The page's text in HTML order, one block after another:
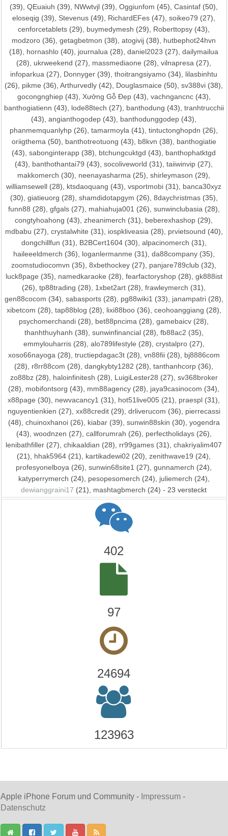
(39),QEuaiuh (39), NWwtvjl (39),Oggiunfom (45),Casintaf (50),
eloseqig (39), Stevenus (49), RichardEFes (47),soikeo79 (27),
cenforcetablets (29), buymedymesh (29), Roberttopsy (43),
modzoro (36),getagbetmon (38),atogivij (38), hutbephot24hvn
(18), hornashlo (40), journalua (28),daniel2023 (27),dailymailua
(28), ukrweekend (27), massmediaone (28),vilnapresa (27),
infoparkua (27), Donnyger (39),thoitrangsiyamo (34), lilasbinhtu
(26), pikme (36),Arthurvedly (42), Douglasmaice (50),sv388vi (38),
gocongnghiep(43), Xưởng Gỗ Đẹp(43), vachngancnc(43),
banthogiatienn (43), lode88tech (27), banthodung (43), tranhtrucchii
(43),angianthogodep (43), banthodunggodep (43),
phanmemquanlyhp (26),tamarmoyla (41),tintuctonghopdn (26),
oriigthema(50), banthotreotuong (43), b8kvn (38), banthogiatie
(43),sabonginterapp (38), btchungcuktgd (43), banthophatktgd
(43), banthothantai79 (43),socoliveworld (31),taiiwinvip (27),
makkomerch (30), neenayasharma (25),shirleymason (29),
williamsewell
(28), ktsdaoquang (43),vsportmobi (31), banca30xyz
(30), giatieuorg (28), shamdidotapgym (26), 8daychristmas(35),
funn88 (28), gfgals(27), mahiahuja001 (26), sunwinclubasia(28),
congtyhoahong (43),zheanimerch (31), beberexhashop (29),
mdbabu (27), crystalwhite (31), iospkliveasia(28), prvietsound (40),
dongchillfun (31), B2BCert1604(30), alpacinomerch (31),
haileeeldmerch (36), loganlermanme (31), da88company(35),
zoomstudiocomvn (35),8xbethockey (27), panjare789club (32),
luck8page (35), namedkaraoke (28), fearfactoryshop(28), gk888ist
(26),tp88trading (28), 1xbet2art (28),frawleymerch (31),
gen88cocom (34), sabasports(28), pg88wiki1 (33), janampatri(28),
xibetcom (28), tap88blog (28), lixi88boo(36), ceohoanggiang (28),
psychomerchandi (28), bet88pncima (28),gamebaicv (28),
thanhthuyhanh (38), sunwinfinancial (28), fb88ac2 (35),
emmylouharris(28), alo789lifestyle (28), crystalpro(27),
xoso66nayoga(28), tructiepdagac3t(28), vn88fii(28), bj8886com
(28), r8rr88com (28),dangkybty1282 (28),tanthanhcorp (36),
zo88bz(28), haloinfinitesh (28), LuigiLester28 (27), sv368broker
(28), mobifontsorg (43), mm88agency (28), jaya9casinocom (34),
x88page (30), newvacancy1 (31), hot51live005 (21), praespl (31),
nguyentienkien (27), xx88credit(29), drliverucom (36), pierrecassi
(48), chuinoxhanoi(26), kiabar(39), sunwin88skin (30), yogendra
(43), woodnzen (27), callforumrah (26), perfectholidays(26),
lenibathfiller (27),chikaaldian (28), rr99games (31),chakriyalim407
(21), hhak5964 (21), kartikadewi02 (20),zenithwave19 (24),
profesyonelboya (26),sunwin68site1 (27),gunnamerch (24),
katyperrymerch (24), pesopesomerch (24), juliemerch (24),
dewianggraini17 (21), mashtagbmerch (24) - 23 versteckt
402
97
24694
123963
Apple iPhone Forum und Community - Impressum -
Datenschutz